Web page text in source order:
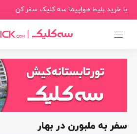
با خرید بلیط هواپیما سه کلیک سفر کن
سفر به ملبورن در بهار